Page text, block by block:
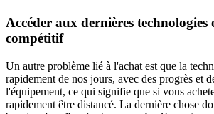
Accéder aux dernières technologies
compétitif
Un autre problème lié à l'achat est que la
rapidement de nos jours, avec des progrès et
l'équipement, ce qui signifie que si vous
rapidement être distancé. La dernière chose